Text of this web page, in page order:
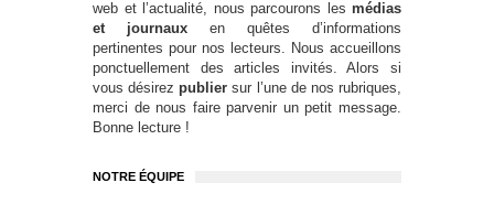
web et l’actualité, nous parcourons les médias
et journaux en quêtes d’informations
pertinentes pour nos lecteurs. Nous accueillons
ponctuellement des articles invités. Alors si
vous désirezpublier sur l’une de nos rubriques,
merci de nous faire parvenir un petit message.
Bonne lecture !
NOTRE ÉQUIPE